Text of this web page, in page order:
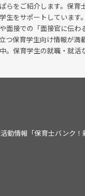
らをご紹介します。保育
生をサポートしています
面接での「面接官に伝わ
つ保育学生向け情報が満
。保育学生の就職・就活
動情報「保育士バンク！